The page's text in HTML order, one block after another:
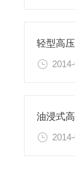
轻型高
油浸式